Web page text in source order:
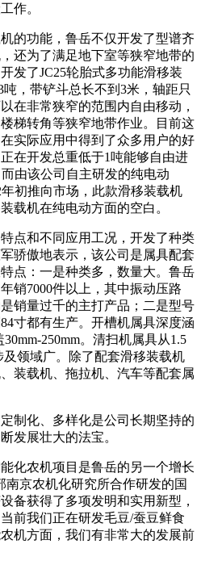
作。
功能，鲁岳不仅开发了型谱齐
还为了满足地下室等狭窄地带的
发了JC25轮胎式多功能滑移装
，带铲斗总长不到3米，轴距只
在非常狭窄的范围内自由移动，
梯转角等狭窄地带作业。目前这
实际应用中得到了众多用户的好
在开发总重低于1吨能够自由进
由该公司自主研发的纯电动
初推向市场，此款滑移装载机
载机在纯电动方面的空白。
和不同应用工况，开发了种类
骄傲地表示，该公司是属具配套
点：一是种类多，数量大。鲁岳
销7000件以上，其中振动压路
销量过千的主打产品；二是型号
寸都有生产。开槽机属具深度涵
250mm。清扫机属具从1.5
领域广。除了配套滑移装载机
装载机、拖拉机、汽车等配套属
化、多样化是公司长期坚持的
发展壮大的法宝。
农机项目是鲁岳的另一个增长
南京农机化研究所合作研发的国
备获得了多项发明和实用新型，
前我们正在研发毛豆/蚕豆鲜食
机方面，我们有非常大的发展前